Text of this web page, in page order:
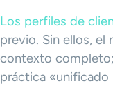
Los perfiles de
previo. Sin ellos,
contexto
práctica